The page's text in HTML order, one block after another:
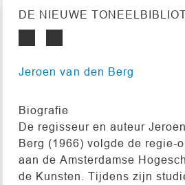
DE NIEUWE
Jeroen van den Berg
Biografie
De regisseur en auteur
Berg (1966) volgde de regie-
aan de Amsterdamse
de Kunsten. Tijdens zijn